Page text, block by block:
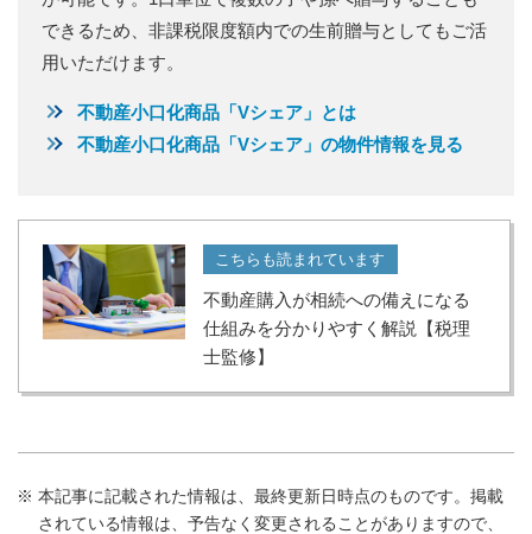
できるため、非課税限度額内での生前贈与としてもご活
用いただけます。
不動産小口化商品「Vシェア」とは
不動産小口化商品「Vシェア」の物件情報を見る
こちらも読まれています
不動産購入が相続への備えになる
仕組みを分かりやすく解説【税理
士監修】
本記事に記載された情報は、最終更新日時点のものです。掲載
されている情報は、予告なく変更されることがありますので、